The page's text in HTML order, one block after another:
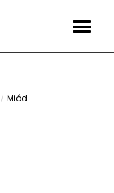
Miód